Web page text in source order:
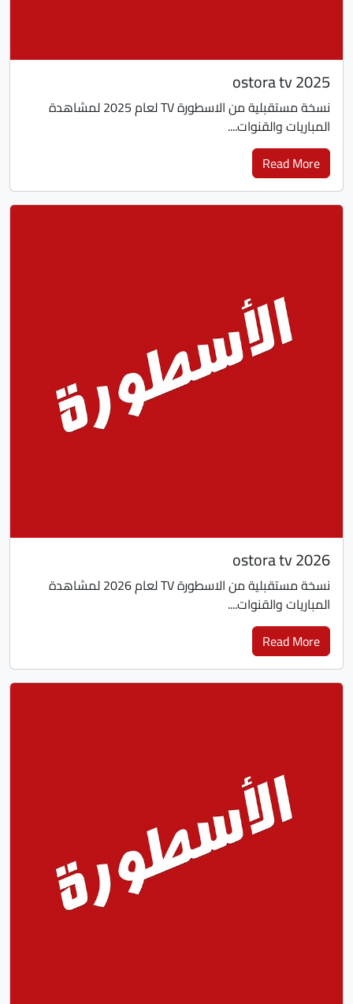
ostora tv 2025
نسخة مستقبلية من الاسطورة TV لعام 2025 لمشاهدة
المباريات والقنوات....
Read More
ostora tv 2026
نسخة مستقبلية من الاسطورة TV لعام 2026 لمشاهدة
المباريات والقنوات....
Read More